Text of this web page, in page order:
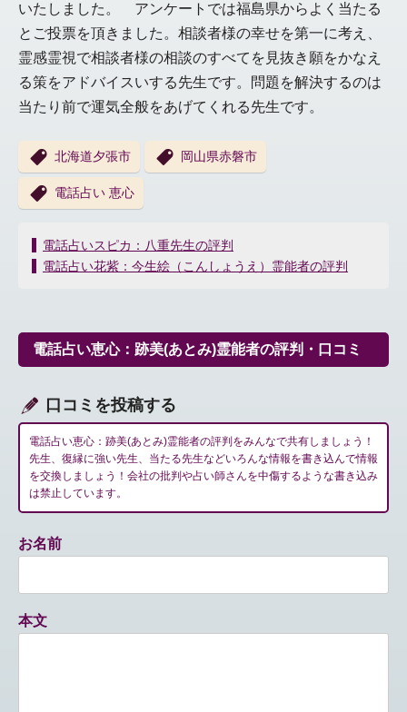
いたしました。 アンケートでは福島県からよく当たる
とご投票を頂きました。相談者様の幸せを第一に考え、
霊感霊視で相談者様の相談のすべてを見抜き願をかなえ
る策をアドバイスいする先生です。問題を解決するのは
当たり前で運気全般をあげてくれる先生です。
北海道夕張市 岡山県赤磐市
電話占い 恵心
投
稿
ー
シ
ン
電話占いスピカ：八重先生の評判
電話占い花紫：今生絵（こんしょうえ）霊能者の評判
電話占い恵心：跡美(あとみ)霊能者の評判・口コミ
口コミを投稿する
電話占い恵心：跡美(あとみ)霊能者の評判をみんなで共有しましょう！
先生、復縁に強い先生、当たる先生などいろんな情報を書き込んで情報
を交換しましょう！会社の批判や占い師さんを中傷するような書き込み
は禁止しています。
お名前
本文